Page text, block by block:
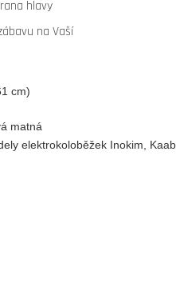
hlavy
na Vaší
cm)
matná
elektrokoloběžek Inokim,